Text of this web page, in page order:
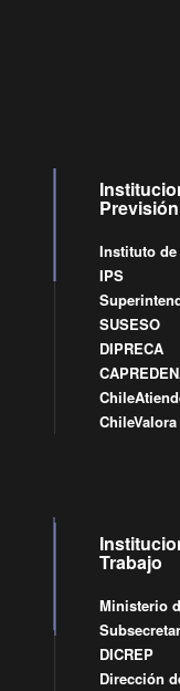
Previsión
Instituto
IPS
SUSESO
DIPRECA
ChileValora
Trabajo
Ministerio
DICREP
Dirección